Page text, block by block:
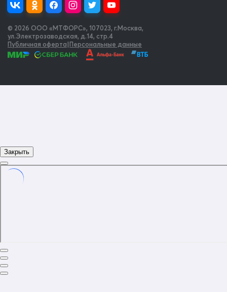
© 2026 OOO «МТФОРС», 107023, г.Москва,
ул.Электрозаводская, д.14, стр.4
Публичная оферта|Персональные данные
Закрыть